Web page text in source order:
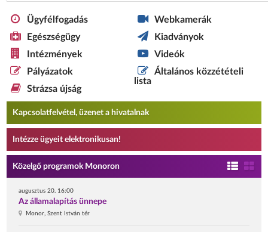
Ügyfélfogadás
Egészségügy
Intézmények
Pályázatok
Strázsa újság
Webkamerák
Kiadványok
Videók
Általános közzétételi
lista
Kapcsolatfelvétel, üzenet a hivatalnak
Intézze ügyeit elektronikusan!
Közelgő programok Monoron
augusztus 20. 16:00
Az államalapítás ünnepe
Monor, Szent István tér